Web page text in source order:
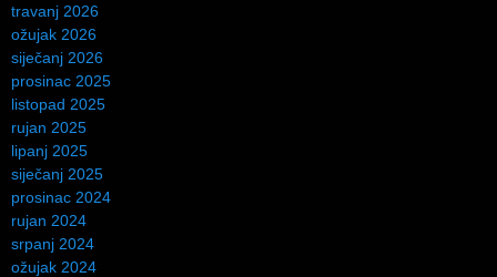
travanj 2026
ožujak 2026
siječanj 2026
prosinac 2025
listopad 2025
rujan 2025
lipanj 2025
siječanj 2025
prosinac 2024
rujan 2024
srpanj 2024
ožujak 2024